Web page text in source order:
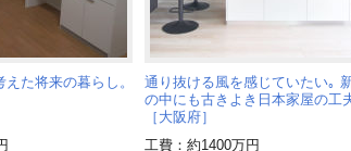
た将来の暮らし。
通り抜ける風を感じていたい｡
の中にも古きよき日本家屋の工
［大阪府］
工費：約1400万円